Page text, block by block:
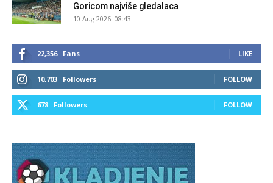
Goricom najviše gledalaca
10 Aug 2026. 08:43
22,356 Fans LIKE
10,703 Followers FOLLOW
678 Followers FOLLOW